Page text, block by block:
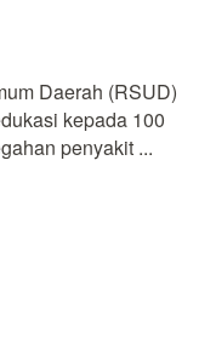
Daerah (RSUD)
kepada 100
penyakit ...